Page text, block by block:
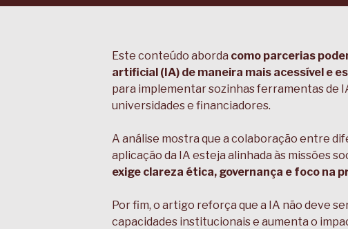
Este conteúdo aborda como parcerias
artificial (IA) de maneira mais acessível e
para implementar sozinhas ferramentas de
universidades e financiadores.
A análise mostra que a colaboração entre
aplicação da IA esteja alinhada às missões
exige clareza ética, governança e foco na
Por fim, o artigo reforça que a IA não deve
capacidades institucionais e aumenta o